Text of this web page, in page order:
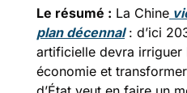
Le résumé : La Chine
plan décennal : d’ici
artificielle devra irriguer
économie et